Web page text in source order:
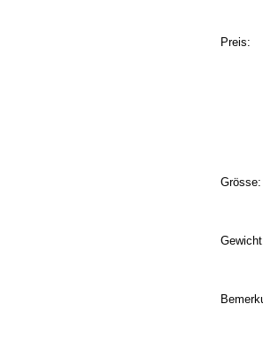
Preis:
Grösse: